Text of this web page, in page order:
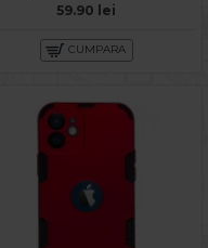
59.90 lei
CUMPARA